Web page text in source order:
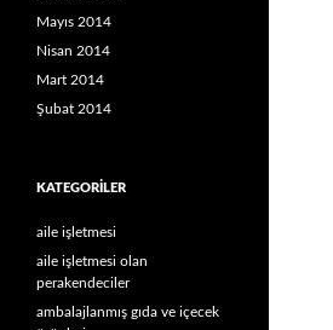
Mayıs 2014
Nisan 2014
Mart 2014
Şubat 2014
KATEGORILER
aile işletmesi
aile işletmesi olan
perakendeciler
ambalajlanmış gıda ve içecek